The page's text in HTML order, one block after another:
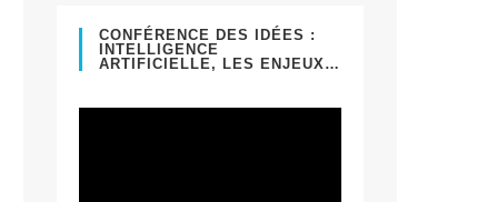
CONFÉRENCE DES IDÉES :
INTELLIGENCE
ARTIFICIELLE, LES ENJEUX…